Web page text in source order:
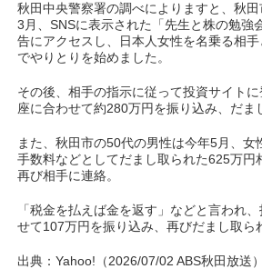
秋田中央警察署の調べによりますと、秋
3月、SNSに表示された「先生と株の勉強
告にアクセスし、日本人女性を名乗る相
でやりとりを始めました。
その後、相手の指示に従って投資サイト
座に合わせて約280万円を振り込み、だま
また、秋田市の50代の男性は今年5月、女
手数料などとしてだまし取られた625万円
再び相手に連絡。
「税金を払えば金を返す」などと言われ
せて107万円を振り込み、再びだまし取ら
出典：Yahoo!（2026/07/02 ABS秋田放送）